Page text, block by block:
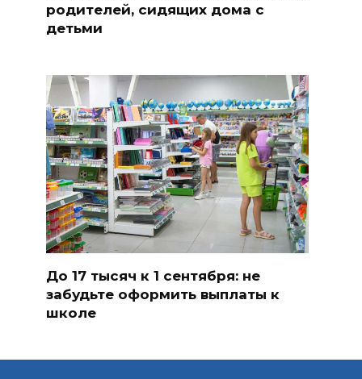
родителей, сидящих дома с
детьми
До 17 тысяч к 1 сентября: не
забудьте оформить выплаты к
школе